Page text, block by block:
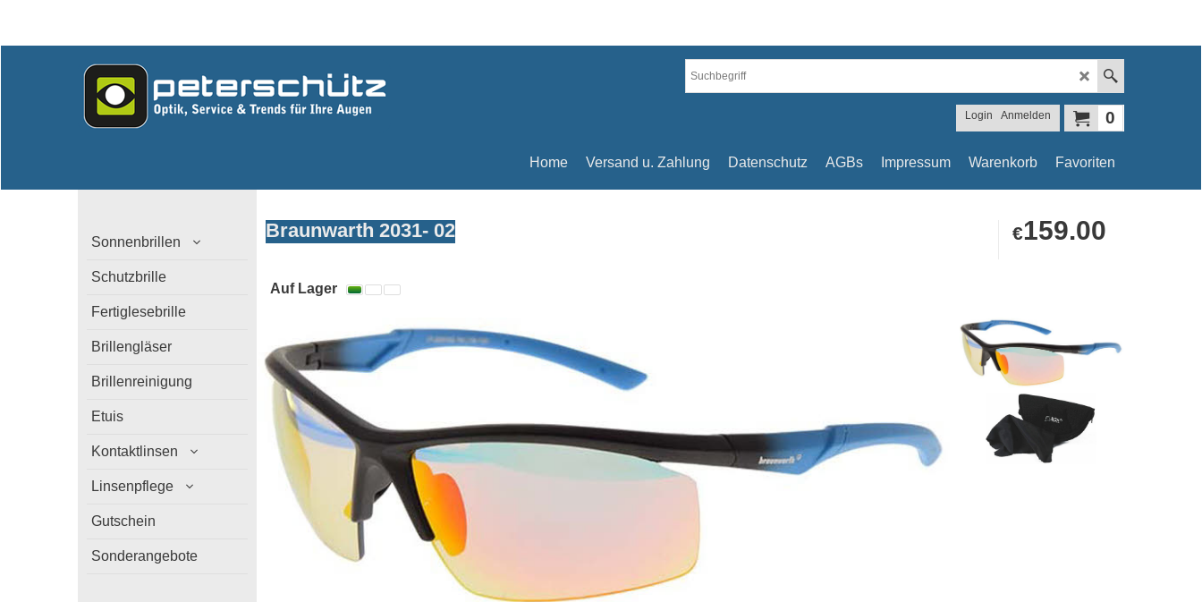
0
Login Anmelden
Home Versand u. Zahlung Datenschutz AGBs Impressum Warenkorb Favoriten
Sonnenbrillen
Schutzbrille
Fertiglesebrille
Brillengläser
Brillenreinigung
Etuis
Kontaktlinsen
Linsenpflege
Gutschein
Sonderangebote
Braunwarth 2031- 02 €159.00
Auf Lager